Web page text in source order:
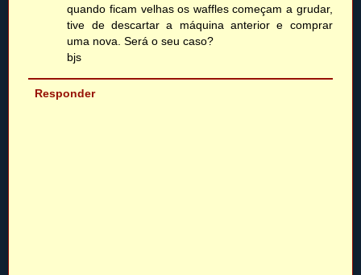
quando ficam velhas os waffles começam a grudar,
tive de descartar a máquina anterior e comprar
uma nova. Será o seu caso?
bjs
Responder